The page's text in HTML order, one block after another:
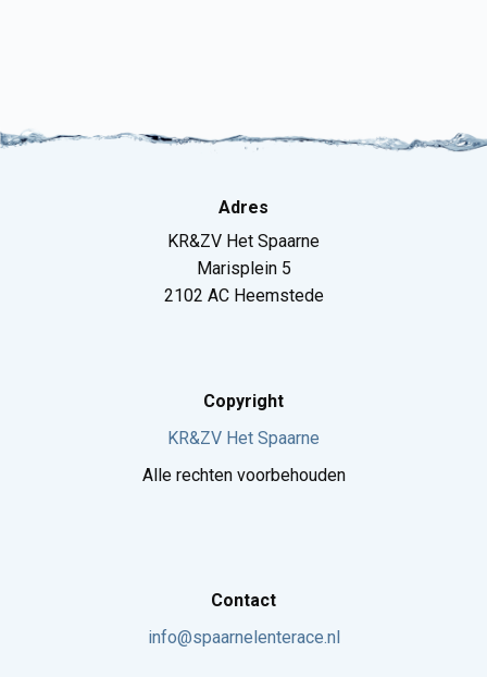
Adres
KR&ZV Het Spaarne
Marisplein 5
2102 AC Heemstede
Copyright
KR&ZV Het Spaarne
Alle rechten voorbehouden
Contact
info@spaarnelenterace.nl